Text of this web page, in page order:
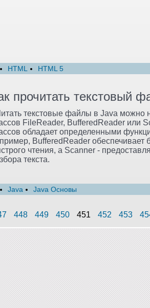
HTML HTML 5
прочитать текстовый
текстовые файлы в Java можно
FileReader, BufferedReader или
обладает определенными
BufferedReader
чтения, а Scanner -
текста.
Java Java Основы
448 449 450 451 452 453